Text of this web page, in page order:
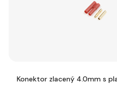
Konektor zlacený 4.0mm s